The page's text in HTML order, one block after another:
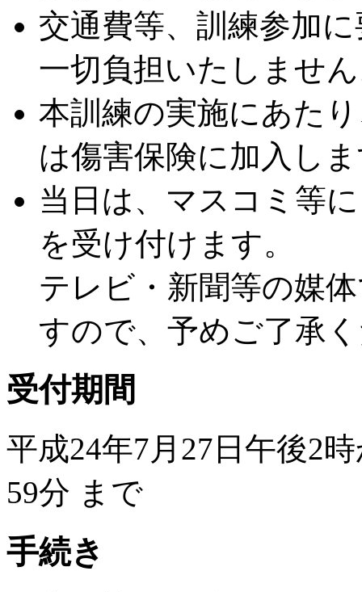
交通費等、訓練参加
一切負担いたしませ
本訓練の実施にあた
は傷害保険に加入し
当日は、マスコミ等
を受け付けます。
テレビ・新聞等の媒
すので、予めご了承
受付期間
平成24年7月27日午後2
59分 まで
手続き